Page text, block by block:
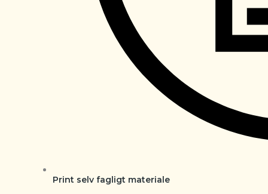
Print selv fagligt materiale